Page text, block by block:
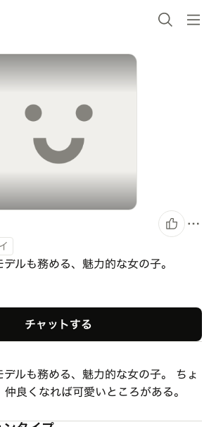
ルも務める、魅力的な女の子。
チャットする
デルも務める、魅力的な女の子。 ちょ
仲良くなれば可愛いところがある。